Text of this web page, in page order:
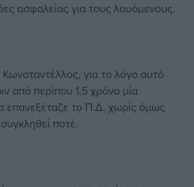
ασφαλείας για τους λουόμενους.
για το λόγο αυτό
από περίπου 1,5 χρόνο μία
επανεξέταζε το Π.Δ. χωρίς όμως
ποτέ.